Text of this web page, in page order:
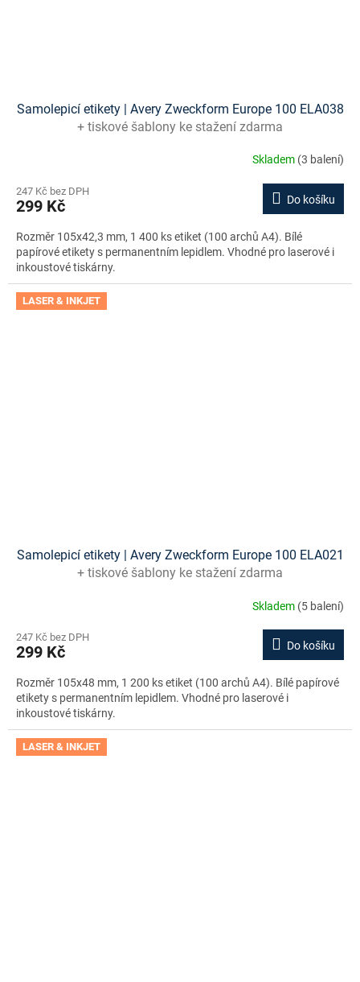
Samolepicí etikety | Avery Zweckform Europe 100 ELA038
+ tiskové šablony ke stažení zdarma
Skladem (3 balení)
247 Kč bez DPH
299 Kč Do košíku
Rozměr 105x42,3 mm, 1 400 ks etiket (100 archů A4). Bílé
papírové etikety s permanentním lepidlem. Vhodné pro laserové i
inkoustové tiskárny.
LASER & INKJET
Samolepicí etikety | Avery Zweckform Europe 100 ELA021
+ tiskové šablony ke stažení zdarma
Skladem (5 balení)
247 Kč bez DPH
299 Kč Do košíku
Rozměr 105x48 mm, 1 200 ks etiket (100 archů A4). Bílé papírové
etikety s permanentním lepidlem. Vhodné pro laserové i
inkoustové tiskárny.
LASER & INKJET